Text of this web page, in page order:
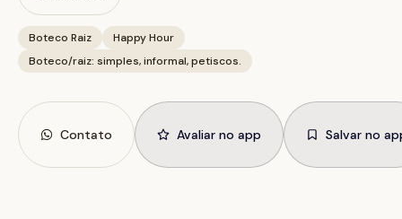
Boteco Raiz
Happy Hour
Boteco/raiz: simples, informal, petiscos.
Contato Avaliar no app Salvar no